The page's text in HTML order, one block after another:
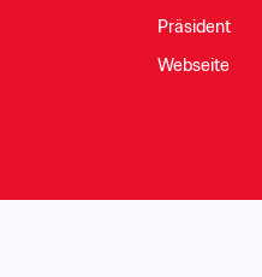
Präsident
Webseite